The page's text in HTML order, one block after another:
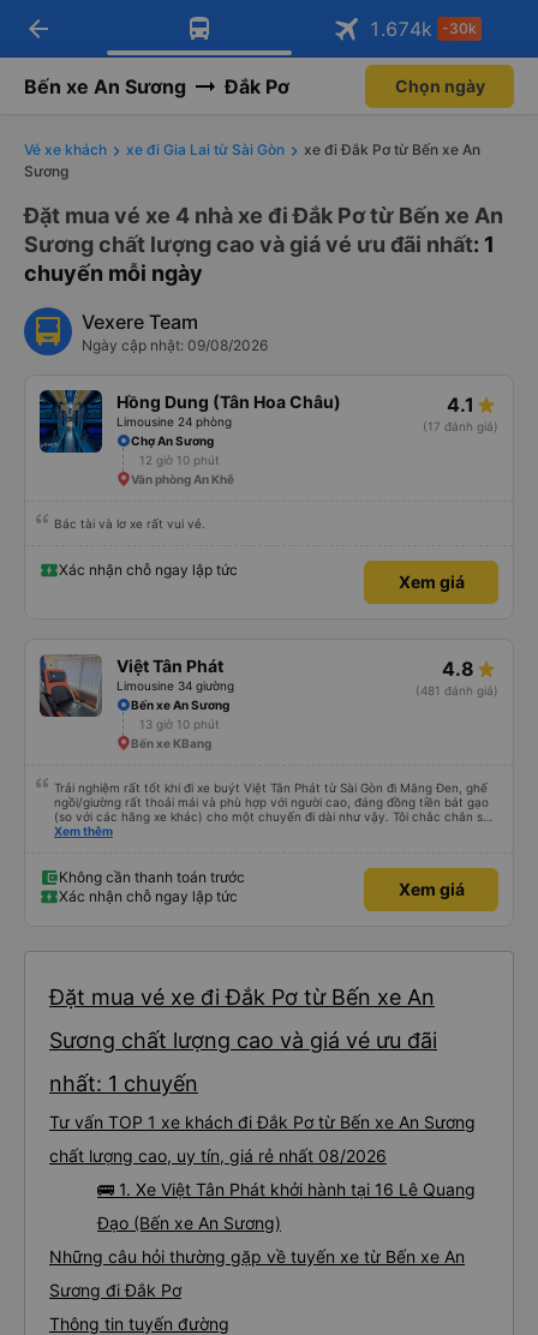
Tải app Vexere ngay!
Nhận ưu đãi thành viên độc
Mở app
Tải app Vexere
-30k/ghế khi đặt vé máy bay qua
Mở app
arrow_back 1.674k -30k
Bến xe An Sương Đắk Pơ Chọn ngày
Vé xe khách xe đi Gia Lai từ Sài Gòn
xe đi Đắk Pơ từ Bến xe An
Sương
Đặt mua vé xe 4 nhà xe đi Đắk Pơ từ Bến xe An
Sương chất lượng cao và giá vé ưu đãi nhất: 1
chuyến mỗi ngày
Vexere Team
Ngày cập nhật: 09/08/2026
Hồng Dung (Tân Hoa Châu)
Limousine 24 phòng
4.1
(17 đánh giá)
Chợ An Sương
12 giờ 10 phút
Văn phòng An Khê
Bác tài và lơ xe rất vui vẻ.
Xác nhận chỗ ngay lập tức
Xem giá
Việt Tân Phát
Limousine 34 giường
4.8
(481 đánh giá)
Bến xe An Sương
13 giờ 10 phút
Bến xe KBang
Trải nghiệm rất tốt khi đi xe buýt Việt Tân Phát từ Sài Gòn đi Măng Đen, ghế
ngồi/giường rất thoải mái và phù hợp với người cao, đáng đồng tiền bát gạo
(so với các hãng xe khác) cho một chuyến đi dài như vậy. Tôi chắc chắn sẽ
sử dụng lại sau.
Xem thêm
Không cần thanh toán trước
Xác nhận chỗ ngay lập tức
Xem giá
Đặt mua vé xe đi Đắk Pơ từ Bến xe An
Sương chất lượng cao và giá vé ưu đãi
nhất: 1 chuyến
Tư vấn TOP 1 xe khách đi Đắk Pơ từ Bến xe An Sương
chất lượng cao, uy tín, giá rẻ nhất 08/2026
🚌 1. Xe Việt Tân Phát khởi hành tại 16 Lê Quang
Đạo (Bến xe An Sương)
Những câu hỏi thường gặp về tuyến xe từ Bến xe An
Sương đi Đắk Pơ
Thông tin tuyến đường